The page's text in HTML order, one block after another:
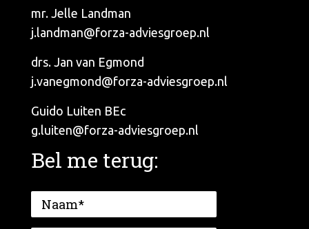
mr. Jelle Landman
j.landman@forza-adviesgroep.nl
drs. Jan van Egmond
j.vanegmond@forza-adviesgroep.nl
Guido Luiten BEc
g.luiten@forza-adviesgroep.nl
Bel me terug: